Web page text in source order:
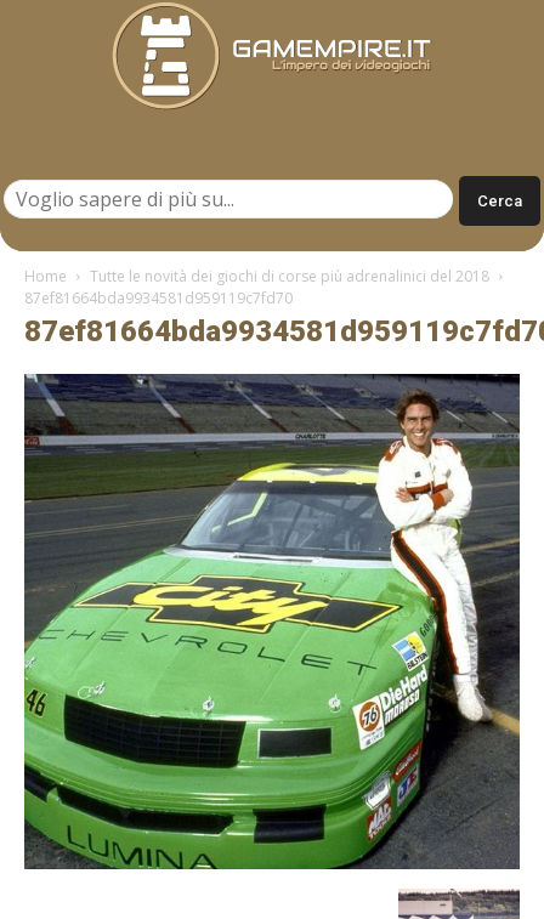
Home
Tutte le novità dei giochi di corse più adrenalinici del 2018
87ef81664bda9934581d959119c7fd70